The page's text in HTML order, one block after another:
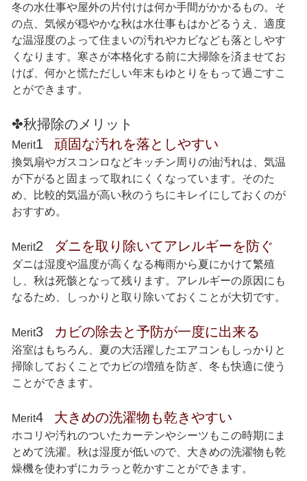
冬の水仕事や屋外の片付けは何か手間がかかるもの。そ
の点、気候が穏やかな秋は水仕事もはかどるうえ、適度
な温湿度のよって住まいの汚れやカビなども落としやす
くなります。寒さが本格化する前に大掃除を済ませてお
けば、何かと慌ただしい年末もゆとりをもって過ごすこ
とができます。
✤秋掃除のメリット
Merit1 頑固な汚れを落としやすい
換気扇やガスコンロなどキッチン周りの油汚れは、気温
が下がると固まって取れにくくなっています。そのた
め、比較的気温が高い秋のうちにキレイにしておくのが
おすすめ。
Merit2 ダニを取り除いてアレルギーを防ぐ
ダニは湿度や温度が高くなる梅雨から夏にかけて繁殖
し、秋は死骸となって残ります。アレルギーの原因にも
なるため、しっかりと取り除いておくことが大切です。
Merit3 カビの除去と予防が一度に出来る
浴室はもちろん、夏の大活躍したエアコンもしっかりと
掃除しておくことでカビの増殖を防ぎ、冬も快適に使う
ことができます。
Merit4 大きめの洗濯物も乾きやすい
ホコリや汚れのついたカーテンやシーツもこの時期にま
とめて洗濯。秋は湿度が低いので、大きめの洗濯物も乾
燥機を使わずにカラっと乾かすことができます。